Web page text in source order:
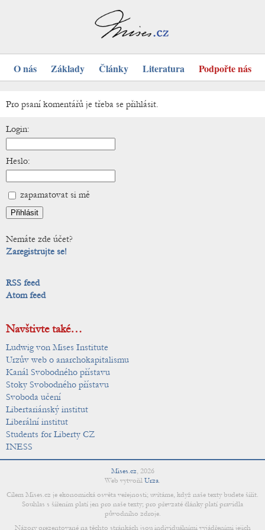
O nás Základy Články Literatura Podpořte nás
Pro psaní komentářů je třeba se přihlásit.
Login:
Heslo:
zapamatovat si mě
Nemáte zde účet?
Zaregistrujte se!
RSS feed
Atom feed
Navštivte také…
Ludwig von Mises Institute
Urzův web o anarchokapitalismu
Kanál Svobodného přístavu
Stoky Svobodného přístavu
Svoboda učení
Libertariánský institut
Liberální institut
Students for Liberty CZ
INESS
Mises.cz, 2026
Web vytvořil Urza.
Cílem Mises.cz je ekonomická osvěta veřejnosti; uvítáme, když naše texty budete šířit.
Souhlas s šířením platí jen pro naše texty; pro převzaté články platí pravidla
původního zdroje.
Názory prezentované na těchto stránkách jsou individuálními vyjádřeními jejich